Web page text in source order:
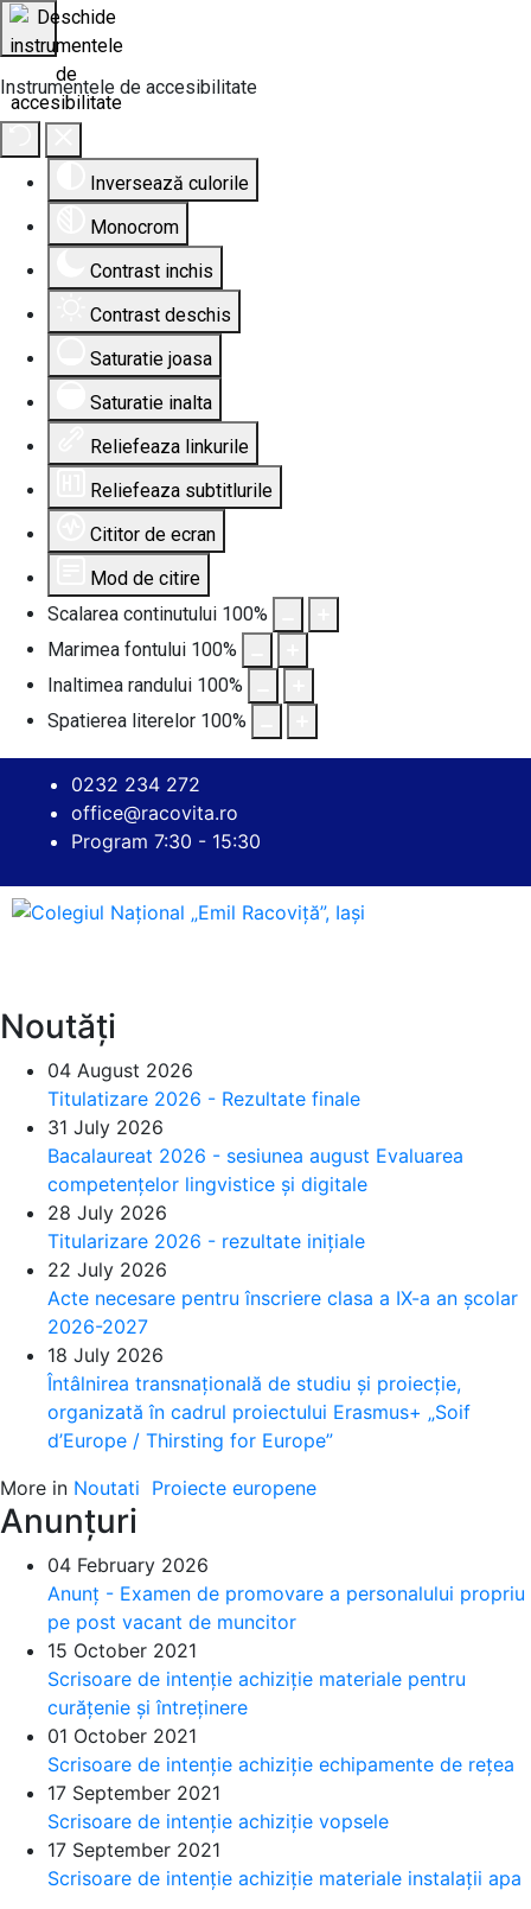
Instrumentele de accesibilitate
Inversează culorile
Monocrom
Contrast inchis
Contrast deschis
Saturatie joasa
Saturatie inalta
Reliefeaza linkurile
Reliefeaza subtitlurile
Cititor de ecran
Mod de citire
Scalarea continutului 100%
Marimea fontului 100%
Inaltimea randului 100%
Spatierea literelor 100%
0232 234 272
office@racovita.ro
Program 7:30 - 15:30
Noutăți
04 August 2026
Titulatizare 2026 - Rezultate finale
31 July 2026
Bacalaureat 2026 - sesiunea august Evaluarea
competențelor lingvistice și digitale
28 July 2026
Titularizare 2026 - rezultate inițiale
22 July 2026
Acte necesare pentru înscriere clasa a IX-a an școlar
2026-2027
18 July 2026
Întâlnirea transnațională de studiu și proiecție,
organizată în cadrul proiectului Erasmus+ „Soif
d’Europe / Thirsting for Europe”
More in Noutati Proiecte europene
Anunțuri
04 February 2026
Anunț - Examen de promovare a personalului propriu
pe post vacant de muncitor
15 October 2021
Scrisoare de intenție achiziție materiale pentru
curățenie și întreținere
01 October 2021
Scrisoare de intenție achiziție echipamente de rețea
17 September 2021
Scrisoare de intenție achiziție vopsele
17 September 2021
Scrisoare de intenție achiziție materiale instalații apa